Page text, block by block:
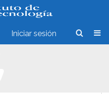
Iniciar sesión